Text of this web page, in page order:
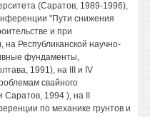
(Саратов, 1989-1996),
"Пути снижения
и при
на Республиканской научно-
фундаменты,
1991), на III и IV
свайного
1994 ), на II
по механике грунтов и